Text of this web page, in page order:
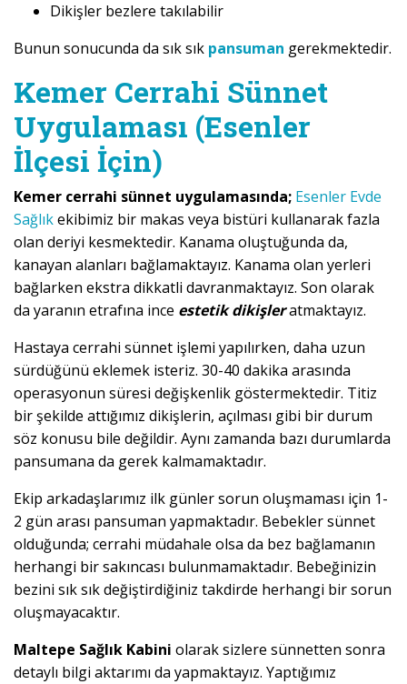
Dikişler bezlere takılabilir
Bunun sonucunda da sık sık pansuman gerekmektedir.
Kemer Cerrahi Sünnet
Uygulaması (Esenler
İlçesi İçin)
Kemer cerrahi sünnet uygulamasında; Esenler Evde
Sağlıkekibimiz bir makas veya bistüri kullanarak fazla
olan deriyi kesmektedir. Kanama oluştuğunda da,
kanayan alanları bağlamaktayız. Kanama olan yerleri
bağlarken ekstra dikkatli davranmaktayız. Son olarak
da yaranın etrafına ince estetik dikişleratmaktayız.
Hastaya cerrahi sünnet işlemi yapılırken, daha uzun
sürdüğünü eklemek isteriz. 30-40 dakika arasında
operasyonun süresi değişkenlik göstermektedir. Titiz
bir şekilde attığımız dikişlerin, açılması gibi bir durum
söz konusu bile değildir. Aynı zamanda bazı durumlarda
pansumana da gerek kalmamaktadır.
Ekip arkadaşlarımız ilk günler sorun oluşmaması için 1-
2 gün arası pansuman yapmaktadır. Bebekler sünnet
olduğunda; cerrahi müdahale olsa da bez bağlamanın
herhangi bir sakıncası bulunmamaktadır. Bebeğinizin
bezini sık sık değiştirdiğiniz takdirde herhangi bir sorun
oluşmayacaktır.
Maltepe Sağlık Kabini olarak sizlere sünnetten sonra
detaylı bilgi aktarımı da yapmaktayız. Yaptığımız